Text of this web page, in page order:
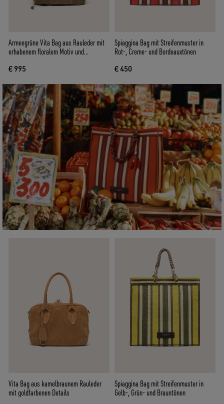
Armeegrüne Vita Bag aus Rauleder mit
erhabenem floralem Motiv und
€ 995
Spiaggina Bag mit Streifenmuster in
Rot-, Creme- und Bordeauxtönen
€ 450
Vita Bag aus kamelbraunem Rauleder
mit goldfarbenen Details
Spiaggina Bag mit Streifenmuster in
Gelb-, Grün- und Brauntönen